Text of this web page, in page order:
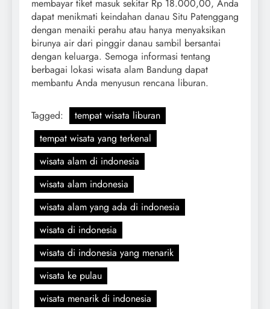
membayar tiket masuk sekitar Rp 18.000,00, Anda
dapat menikmati keindahan danau Situ Patenggang
dengan menaiki perahu atau hanya menyaksikan
birunya air dari pinggir danau sambil bersantai
dengan keluarga. Semoga informasi tentang
berbagai lokasi wisata alam Bandung dapat
membantu Anda menyusun rencana liburan.
Tagged:
tempat wisata liburan
tempat wisata yang terkenal
wisata alam di indonesia
wisata alam indonesia
wisata alam yang ada di indonesia
wisata di indonesia
wisata di indonesia yang menarik
wisata ke pulau
wisata menarik di indonesia